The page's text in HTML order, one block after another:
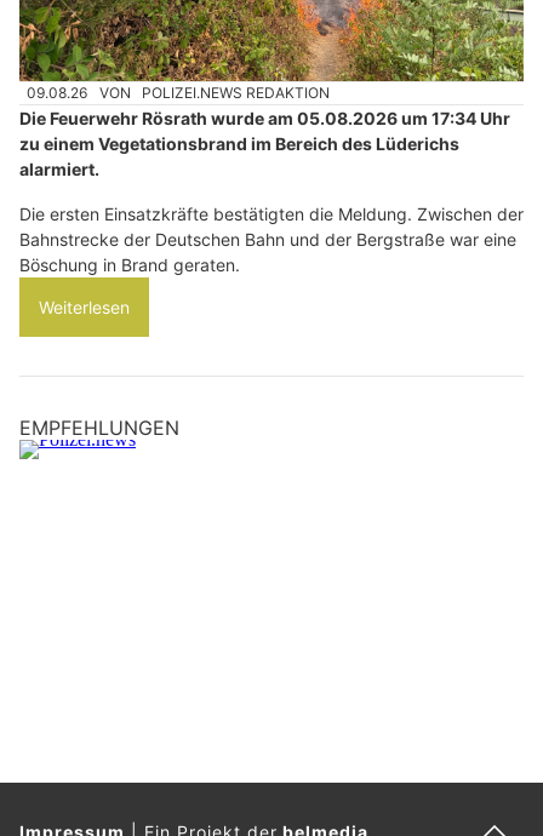
09.08.26 VON POLIZEI.NEWS REDAKTION
Die Feuerwehr Rösrath wurde am 05.08.2026 um 17:34 Uhr
zu einem Vegetationsbrand im Bereich des Lüderichs
alarmiert.
Die ersten Einsatzkräfte bestätigten die Meldung. Zwischen der
Bahnstrecke der Deutschen Bahn und der Bergstraße war eine
Böschung in Brand geraten.
Weiterlesen
EMPFEHLUNGEN
Impressum Ein Projekt derbelmedia